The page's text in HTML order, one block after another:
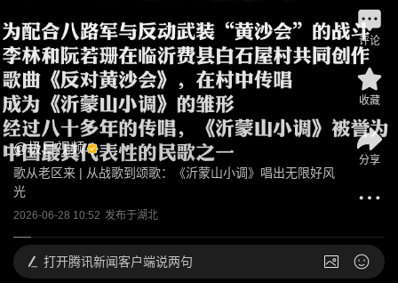
@极目视频
歌从老区来 | 从战歌到颂歌：《沂蒙山小调》唱出无限好风
光
2026-06-28 10:52 发布于湖北
评论
收藏
分享
打开腾讯新闻客户端说两句